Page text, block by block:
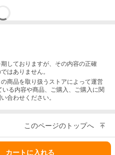
しておりますが、その内容の正確
はありません。
の商品を取り扱うストアによって運営
いる内容や商品、ご購入 、ご購入に関
合わせください。
このページのトップへ
カートに入れる